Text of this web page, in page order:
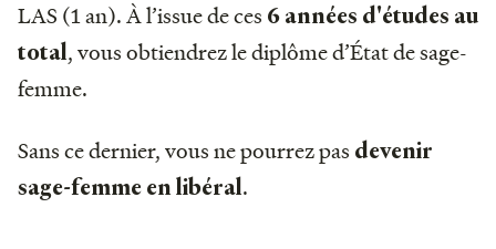
LAS (1 an). À l’issue de ces 6 années d'études au
total, vous obtiendrez le diplôme d’État de sage-
femme.
Sans ce dernier, vous ne pourrez pas devenir
sage-femme en libéral.